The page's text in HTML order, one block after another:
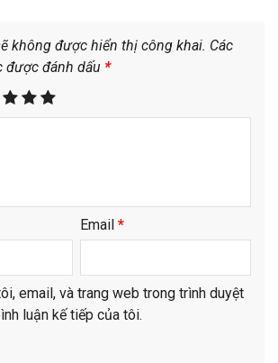
không được hiển thị công khai. Các
được đánh dấu *
Email *
email, và trang web trong trình duyệt
luận kế tiếp của tôi.